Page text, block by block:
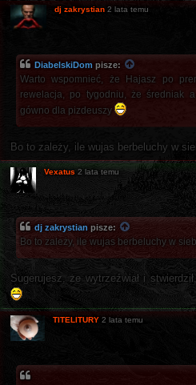
dj zakrystian 2 lata temu
DiabelskiDom pisze:
Warto wspomnieć, że Hajasz po
rewelacja, po tygodniu, że średniak
gówno dla pizdeuszy
Bo to zależy, ile wujas berbeluchy w
Vexatus 2 lata temu
dj zakrystian pisze:
Bo to zależy, ile wujas berbeluchy w
Sugerujesz, że wytrzeźwiał i
TITELITURY 2 lata temu